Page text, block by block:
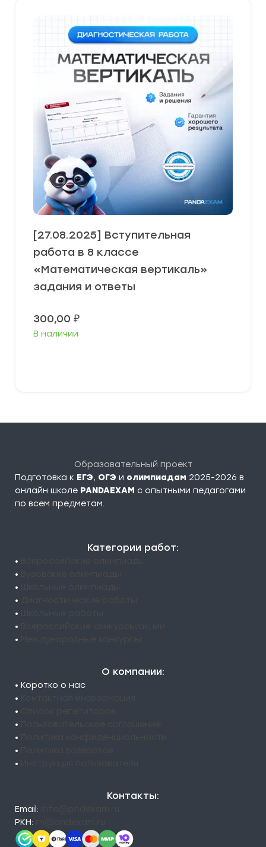
[27.08.2025] Вступительная
работа в 8 классе
«Математическая вертикаль»
задания и ответы
300,00 ₽
В наличии
Образовательный проект
Подготовка к ЕГЭ, ОГЭ и олимпиадам 2025-2026 в
онлайн школе PANDAEXAM c опытными педагогами
по всем предметам.
Категории работ:
•
•
•
•
•
•
•
О компании:
• Коротко о нас
•
•
•
•
•
•
Контакты:
Email:
РКН: